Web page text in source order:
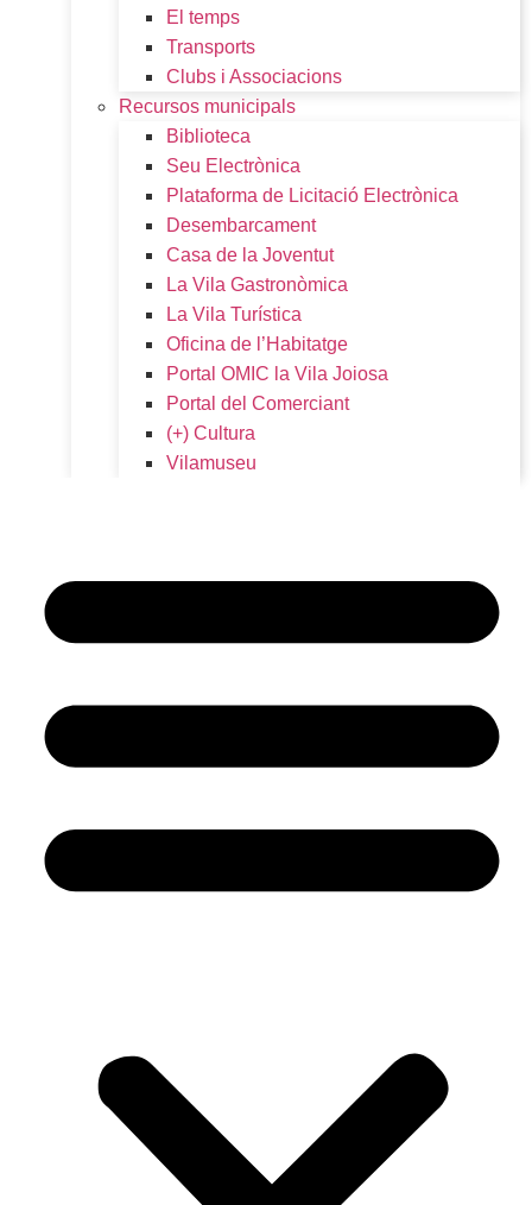
El temps
Transports
Clubs i Associacions
Recursos municipals
Biblioteca
Seu Electrònica
Plataforma de Licitació Electrònica
Desembarcament
Casa de la Joventut
La Vila Gastronòmica
La Vila Turística
Oficina de l’Habitatge
Portal OMIC la Vila Joiosa
Portal del Comerciant
(+) Cultura
Vilamuseu